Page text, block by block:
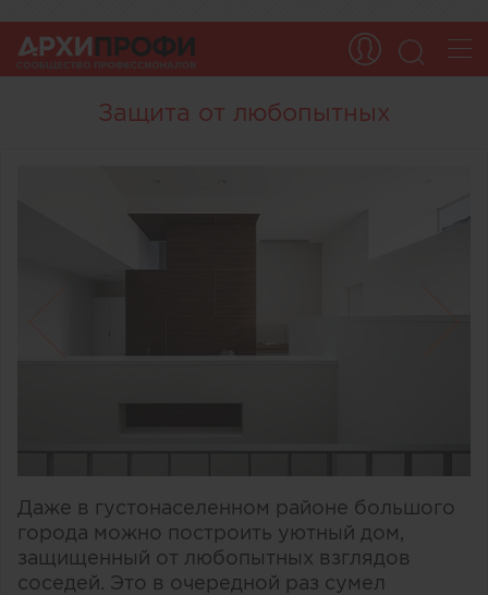
Защита от любопытных
Даже в густонаселенном районе большого
города можно построить уютный дом,
защищенный от любопытных взглядов
соседей. Это в очередной раз сумел